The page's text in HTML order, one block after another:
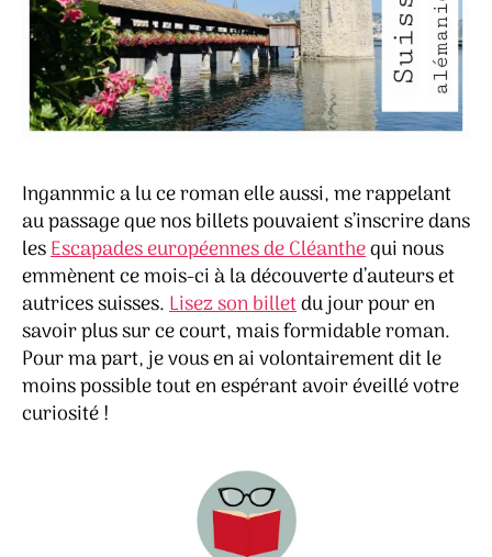
Ingannmic a lu ce roman elle aussi, me rappelant
au passage que nos billets pouvaient s’inscrire dans
lesEscapades européennes de Cléanthequi nous
emmènent ce mois-ci à la découverte d’auteurs et
autrices suisses.Lisez son billetdu jour pour en
savoir plus sur ce court, mais formidable roman.
Pour ma part, je vous en ai volontairement dit le
moins possible tout en espérant avoir éveillé votre
curiosité !